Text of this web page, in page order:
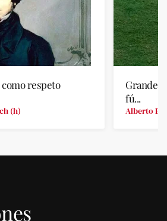
respeto
(h)
Grandes
fú...
Alberto